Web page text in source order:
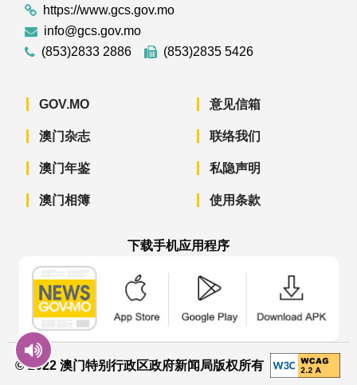
https://www.gcs.gov.mo
info@gcs.gov.mo
(853)2833 2886
(853)2835 5426
GOV.MO
澳门杂志
澳门年鉴
澳门相簿
意见信箱
联络我们
私隐声明
使用条款
下载手机应用程序
© 2022 澳门特别行政区政府新闻局版权所有